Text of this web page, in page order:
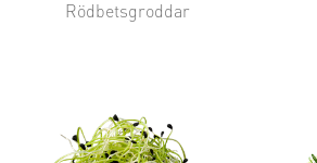
Rödbetsgroddar